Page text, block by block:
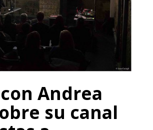
Andrea
su canal